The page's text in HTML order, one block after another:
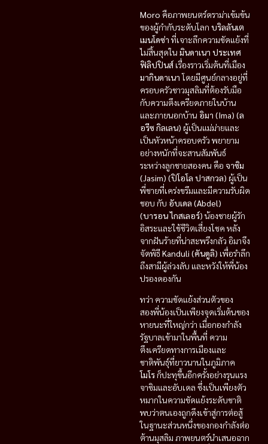
Moro คือภาพยนตร์ดราม่าเข้มข้น
ของผู้กำกับระดับโลก บริลลันเต
เมนโดซ่า ที่เจาะลึกความขัดแย้งที่
ไม่สิ้นสุดใน มินดาเนา ประเทศ
ฟิลิปปินส์เรื่องราวเริ่มต้นที่เมือง
มากินดาเนาโดยมีศูนย์กลางอยู่ที่
ครอบครัวชาวมุสลิมที่ต้องรับมือ
กับความตึงเครียดภายในบ้าน
และภายนอกบ้าน อิมา (Ima) (ล
อรีซ กิลเลน) ผู้เป็นแม่ม่ายและ
เป็นหัวหน้าครอบครัว พยายาม
อย่างหนักที่จะสานสัมพันธ์
ระหว่างลูกชายสองคน คือ จาซิม
(Jasim) (ปิโอโล ปาสกวล) ผู้เป็น
พี่ชายที่เคร่งขรึมและมีความรับผิด
ชอบ กับ อับเดล (Abdel)
(บารอน ไกสเลอร์) น้องชายผู้รัก
อิสระและใช้ชีวิตเสี่ยงโชค หลัง
จากฝันร้ายที่น่าสะพรึงกลัว อิมาจึง
จัดพิธีKanduli (คันดูลิ) เพื่อรำลึก
ถึงสามีผู้ล่วงลับ และหวังให้พี่น้อง
ปรองดองกัน
ทว่า ความขัดแย้งส่วนตัวของ
สองพี่น้องเป็นเพียงจุดเริ่มต้นของ
หายนะที่ใหญ่กว่า เมื่อกองกำลัง
รัฐบาลเข้ามาในพื้นที่ ความ
ตึงเครียดทางการเมืองและ
ชาติพันธุ์ที่ยาวนานในภูมิภาค
โมโรก็ปะทุขึ้นอีกครั้งอย่างรุนแรง
จาซิมและอับเดล ซึ่งเป็นเพียงตัว
หมากในความขัดแย้งระดับชาติ
พบว่าตนเองถูกดึงเข้าสู่การต่อสู้
ในฐานะส่วนหนึ่งของกองกำลังต่อ
ต้านมุสลิม ภาพยนตร์นำเสนอฉาก